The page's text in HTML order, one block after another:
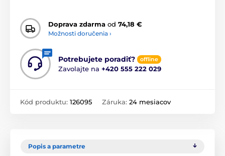
Doprava zdarma od 74,18 €
Možnosti doručenia ›
Potrebujete poradiť? offline
Zavolajte na +420 555 222 029
Kód produktu: 126095 Záruka: 24 mesiacov
Popis a parametre